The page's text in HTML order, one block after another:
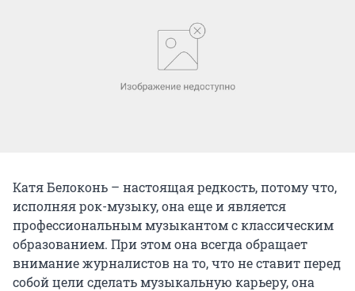
Катя Белоконь – настоящая редкость, потому что,
исполняя рок-музыку, она еще и является
профессиональным музыкантом с классическим
образованием. При этом она всегда обращает
внимание журналистов на то, что не ставит перед
собой цели сделать музыкальную карьеру, она